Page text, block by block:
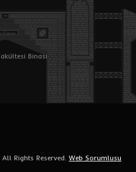
Binası
All Rights Reserved. Web Sorumlusu